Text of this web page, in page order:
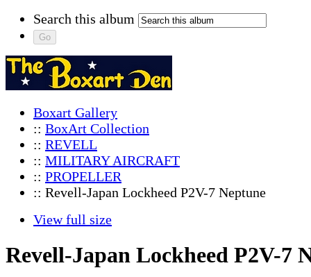
Search this album
Boxart Gallery
:: BoxArt Collection
:: REVELL
:: MILITARY AIRCRAFT
:: PROPELLER
:: Revell-Japan Lockheed P2V-7 Neptune
View full size
Revell-Japan Lockheed P2V-7